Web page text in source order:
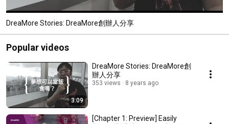
DreaMore Stories: DreaMore創辦人分享
Popular videos
3:09
DreaMore Stories: DreaMore創
辦人分享
353 views 8 years ago
[Chapter 1: Preview] Easily